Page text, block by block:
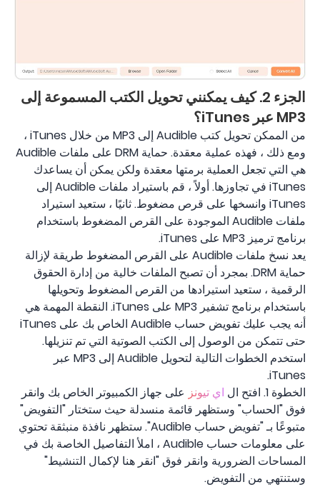
الجزء 2. كيف يمكنني تحويل الكتب المسموعة إلى
MP3 عبر iTunes؟
من الممكن تحويل كتب Audible إلى MP3 من خلال iTunes ،
ومع ذلك ، فهذه عملية معقدة. حماية DRM على ملفات Audible
هي التي تجعل العملية برمتها معقدة ولكن يمكن أن يساعدك
iTunes في تجاوزها. أولاً ، قم باستيراد ملفات Audible إلى
iTunes وانسخها على قرص مضغوط. ثانيًا ، ستعيد استيراد
ملفات Audible الموجودة على القرص المضغوط باستخدام
برنامج ترميز MP3 على iTunes.
يعد نسخ ملفات Audible على القرص المضغوط طريقة لإزالة
حماية DRM. بمجرد أن تصبح الملفات خالية من إدارة الحقوق
الرقمية ، ستعيد استيرادها من القرص المضغوط وتحويلها
باستخدام برنامج تشفير MP3 على iTunes. النقطة المهمة هي
أنه يجب عليك تفويض حساب Audible الخاص بك على iTunes
حتى تتمكن من الوصول إلى الكتب الصوتية التي تم تنزيلها.
استخدم الخطوات التالية لتحويل Audible إلى MP3 عبر
iTunes.
الخطوة 1. افتح ال
اي تيونز على جهاز الكمبيوتر الخاص بك وانقر
فوق "الحساب" وستظهر قائمة منسدلة حيث ستختار "التفويض"
متبوعًا بـ "تفويض حساب Audible". ستظهر نافذة منبثقة تحتوي
على معلومات حساب Audible ، املأ التفاصيل الخاصة بك في
المساحات الضرورية وانقر فوق "انقر هنا لإكمال التنشيط"
وستنتهي من التفويض.